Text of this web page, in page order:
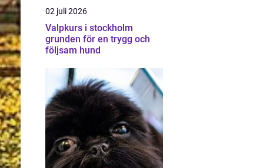
02 juli 2026
Valpkurs i stockholm
grunden för en trygg och
följsam hund